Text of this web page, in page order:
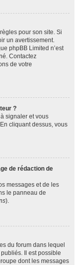
pour son site. Si
un avertissement.
phpBB Limited n’est
Contactez
de votre
?
signaler et vous
cliquant dessus, vous
de rédaction de
messages et de les
le panneau de
).
du forum dans lequel
Il est possible
dont les messages